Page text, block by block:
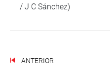
/ J C Sánchez)
ANTERIOR